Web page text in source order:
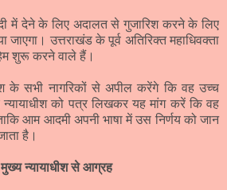
में देने के लिए अदालत से गुजारिश करने के लिए
जाएगा। उत्तराखंड के पूर्व अतिरिक्त महाधिवक्ता
शुरू करने वाले हैं।
के सभी नागरिकों से अपील करेंगे कि वह उच्च
को पत्र लिखकर यह मांग करें कि वह
आम आदमी अपनी भाषा में उस निर्णय को जान
है।
न्यायाधीश से आग्रह